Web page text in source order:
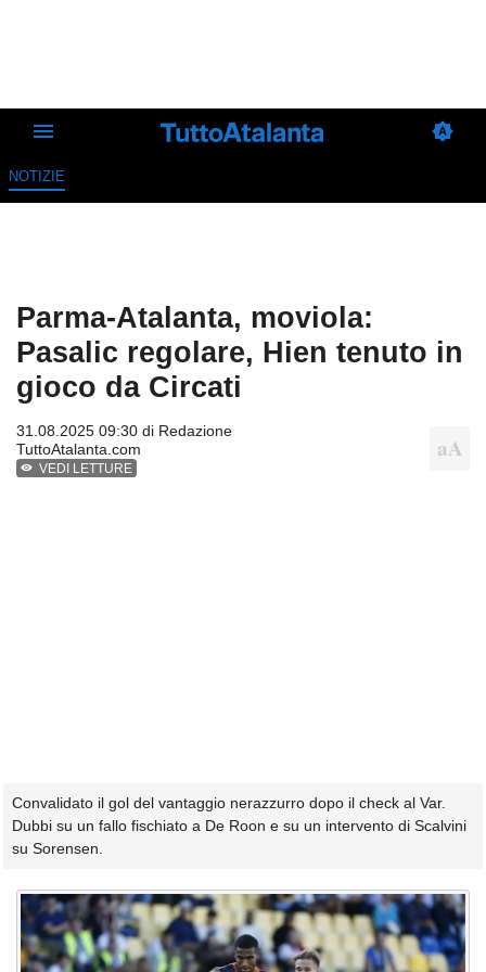
NOTIZIE
Parma-Atalanta, moviola:
Pasalic regolare, Hien tenuto in
gioco da Circati
31.08.2025 09:30 di Redazione
TuttoAtalanta.com
VEDI LETTURE
Convalidato il gol del vantaggio nerazzurro dopo il check al Var.
Dubbi su un fallo fischiato a De Roon e su un intervento di Scalvini
su Sorensen.